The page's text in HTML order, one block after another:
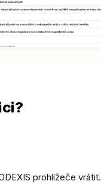
prohlížeče vrátit.